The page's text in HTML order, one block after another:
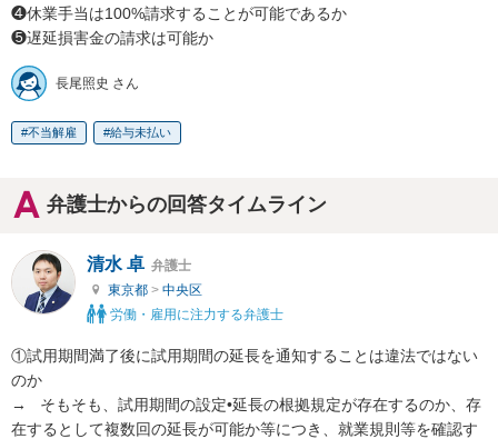
❹休業手当は100%請求することが可能であるか
❺遅延損害金の請求は可能か
長尾照史 さん
不当解雇 給与未払い
弁護士からの回答タイムライン
清水 卓 弁護士
東京都 > 中央区
労働・雇用に注力する弁護士
①試用期間満了後に試用期間の延長を通知することは違法ではない
のか
→   そもそも、試用期間の設定•延長の根拠規定が存在するのか、存
在するとして複数回の延長が可能か等につき、就業規則等を確認す